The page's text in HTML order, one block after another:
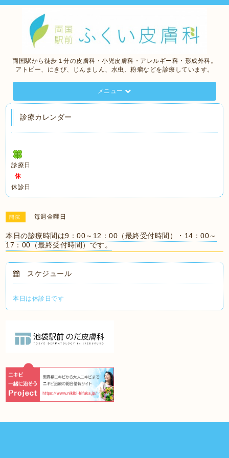
両国駅から徒歩１分の皮膚科・小児皮膚科・アレルギー科・形成外科。
アトピー、にきび、じんましん、水虫、粉瘤などを診療しています。
メニュー
診療カレンダー
診療日
休診日
開院 毎週金曜日
本日の診療時間は9：00～12：00（最終受付時間）・14：00～
17：00（最終受付時間）です。
スケジュール
本日は休診日です